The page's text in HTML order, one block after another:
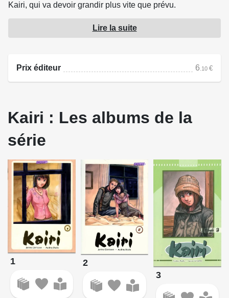
Kairi, qui va devoir grandir plus vite que prévu.
A la fois drame, comédie sentimentale et critique de la
société japonaise moderne, Kairi est une représentation
Source : Les Humanoïdes Associés
Lire la suite
Prix éditeur 6 .10 €
Kairi : Les albums de la
série
1
2
3